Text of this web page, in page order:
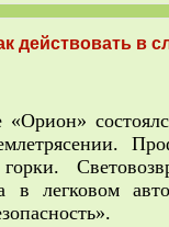
действовать в
в легковом